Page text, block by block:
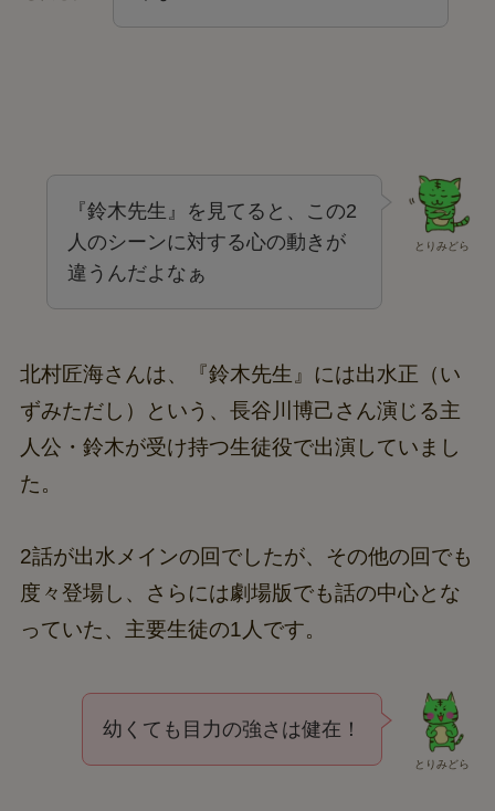
とりみどら
『鈴木先生』を見てると、この2
人のシーンに対する心の動きが
違うんだよなぁ
北村匠海さんは、『鈴木先生』には出水正（い
ずみただし）という、長谷川博己さん演じる主
人公・鈴木が受け持つ生徒役で出演していまし
た。
2話が出水メインの回でしたが、その他の回でも
度々登場し、さらには劇場版でも話の中心とな
っていた、主要生徒の1人です。
とりみどら
幼くても目力の強さは健在！